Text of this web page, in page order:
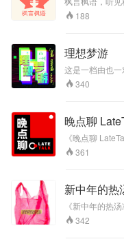
人文的声音。
和 设计师 @自
188
理想梦游
这是一档由也一
的谈话节目。
I如何在平凡生
340
晚点聊
《晚点聊
最一手的科技
361
新中年的热
《新中年的热汤冷面》 聚焦新青
老年多元生活
的也是我关心的。 不管你是几几后，人生总
342